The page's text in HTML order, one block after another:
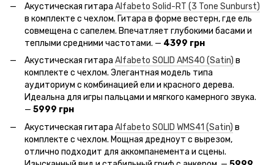
Акустическая гитара Alfabeto Solid-RT (3 Tone Sunburst)
в комплекте с чехлом. Гитара в форме вестерн, где ель
совмещена с сапелем. Впечатляет глубокими басами и
теплыми средними частотами. — 4399 грн
Акустическая гитара Alfabeto SOLID AMS40 (Satin) в
комплекте с чехлом. Элегантная модель типа
аудиториум с комбинацией ели и красного дерева.
Идеальна для игры пальцами и мягкого камерного звука.
— 5999 грн
Акустическая гитара Alfabeto SOLID WMS41 (Satin) в
комплекте с чехлом. Мощная дредноут с вырезом,
отлично подходит для аккомпанемента и сцены.